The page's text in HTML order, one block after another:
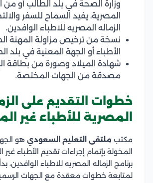
وزارة الصحة في بلد الطالب أو من
المصرية، يفيد السماح للسفر
الزماله المصريه للاطباء الوافدين.
نسخة من ترخيص مزاولة المهنة
الأطباء أو الجهة المعنية في بلد
شهادة الميلاد وصورة من بطاقة
مصدقة من الجهات المختصة.
خطوات التقديم على
المصرية للأطباء غير
مكتب ملتقى التعليم السعودي هو
المخولة بإتمام إجراءات تقديم الأطباء
برنامج الزماله المصريه للاطباء الوافدين،
لمتابعة خطوات معقدة مع الجهات